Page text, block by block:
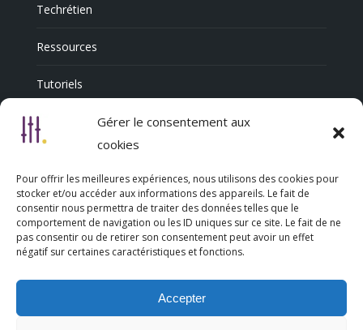
Gérer le consentement aux
cookies
Pour offrir les meilleures expériences, nous utilisons des cookies pour
stocker et/ou accéder aux informations des appareils. Le fait de
consentir nous permettra de traiter des données telles que le
comportement de navigation ou les ID uniques sur ce site. Le fait de ne
pas consentir ou de retirer son consentement peut avoir un effet
négatif sur certaines caractéristiques et fonctions.
Accepter
Techrétien
Ressources
Tutoriels
Annuaire Professionnel
Nous découvrir
Qui sommes-nous
L’association Trésorsmédia